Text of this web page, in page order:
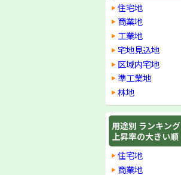
住宅地
商業地
工業地
宅地見込地
区域内宅地
準工業地
林地
用途別 ランキング
上昇率の大きい順
住宅地
商業地